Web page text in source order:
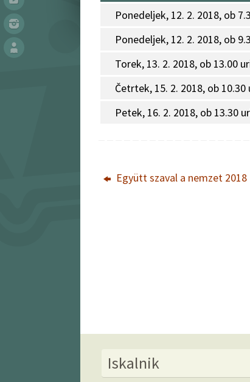
Ponedeljek, 12. 2. 2018, ob
Ponedeljek, 12. 2. 2018, ob
Torek, 13. 2. 2018, ob 13.00
Četrtek, 15. 2. 2018, ob 10.30
Petek, 16. 2. 2018, ob 13.30
Együtt szaval a nemzet 2018
Iskalnik